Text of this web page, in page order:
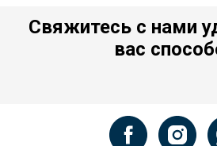
Свяжитесь с нами
вас